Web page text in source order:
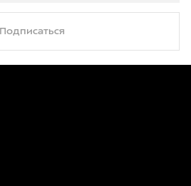
Подписаться